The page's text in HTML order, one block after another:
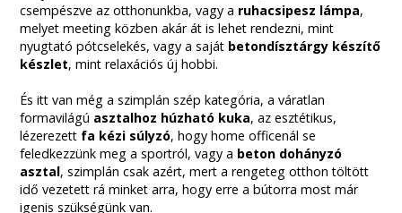
csempészve az otthonunkba, vagy a ruhacsipesz lámpa,
melyet meeting közben akár át is lehet rendezni, mint
nyugtató pótcselekés, vagy a saját betondísztárgy készítő
készlet, mint relaxációs új hobbi.
És itt van még a szimplán szép kategória, a váratlan
formavilágú asztalhoz húzható kuka, az esztétikus,
lézerezett fa kézi súlyzó, hogy home officenál se
feledkezzünk meg a sportról, vagy a beton dohányzó
asztal, szimplán csak azért, mert a rengeteg otthon töltött
idő vezetett rá minket arra, hogy erre a bútorra most már
igenis szükségünk van.